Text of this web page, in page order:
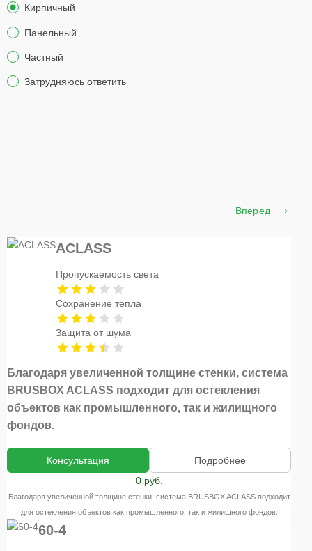
Кирпичный
Панельный
Частный
Затрудняюсь ответить
Вперед ⟶
ACLASS
Пропускаемость света
Сохранение тепла
Защита от шума
Благодаря увеличенной толщине стенки, система
BRUSBOX ACLASS подходит для остекления
объектов как промышленного, так и жилищного
фондов.
Консультация
Подробнее
0 руб.
Благодаря увеличенной толщине стенки, система BRUSBOX ACLASS подходит
для остекления объектов как промышленного, так и жилищного фондов.
60-4